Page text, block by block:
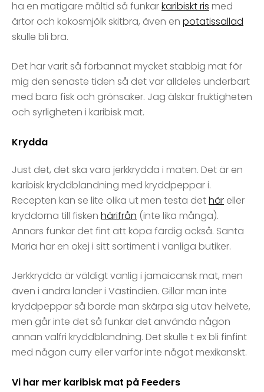
ha en matigare måltid så funkarkaribiskt ris med
ärtor och kokosmjölk skitbra, även en potatissallad
skulle bli bra.
Det har varit så förbannat mycket stabbig mat för
mig den senaste tiden så det var alldeles underbart
med bara fisk och grönsaker. Jag älskar fruktigheten
och syrligheten i karibisk mat.
Krydda
Just det, det ska vara jerkkrydda i maten. Det är en
karibisk kryddblandning med kryddpeppar i.
Recepten kan se lite olika ut men testa dethär eller
kryddorna till fisken härifrån (inte lika många).
Annars funkar det fint att köpa färdig också. Santa
Maria har en okej i sitt sortiment i vanliga butiker.
Jerkkrydda är väldigt vanlig i jamaicansk mat, men
även i andra länder i Västindien. Gillar man inte
kryddpeppar så borde man skärpa sig utav helvete,
men går inte det så funkar det använda någon
annan valfri kryddblandning. Det skulle t ex bli finfint
med någon curry eller varför inte något mexikanskt.
Vi har mer karibisk mat på Feeders